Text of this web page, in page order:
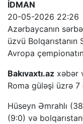
İDMAN
20-05-2026 22:26
Azərbaycanın
üzvü
Avropa
Bakıvaxtı.az xəbər
Roma güləşi üzrə
Hüseyn Əmrahlı
(9:0) və